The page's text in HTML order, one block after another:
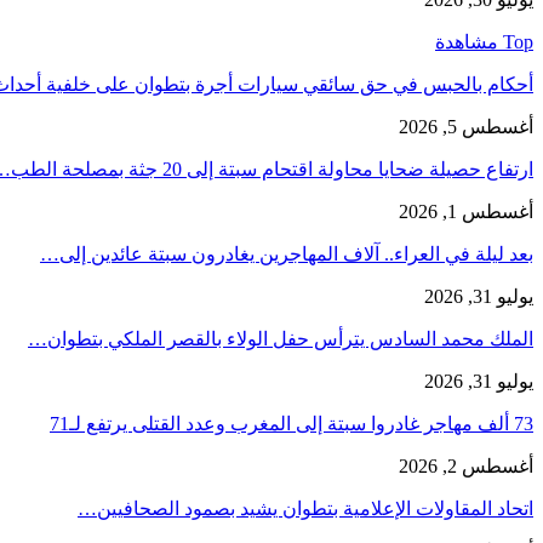
Top مشاهدة
أحكام بالحبس في حق سائقي سيارات أجرة بتطوان على خلفية
أغسطس 5, 2026
ارتفاع حصيلة ضحايا محاولة اقتحام سبتة إلى 20 جثة بمصلحة الطب…
أغسطس 1, 2026
بعد ليلة في العراء.. آلاف المهاجرين يغادرون سبتة عائدين إلى…
يوليو 31, 2026
الملك محمد السادس يترأس حفل الولاء بالقصر الملكي بتطوان…
يوليو 31, 2026
73 ألف مهاجر غادروا سبتة إلى المغرب وعدد القتلى يرتفع لـ71
أغسطس 2, 2026
اتحاد المقاولات الإعلامية بتطوان يشيد بصمود الصحافيين…